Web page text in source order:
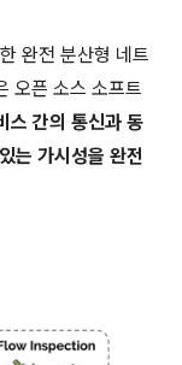
완전 분산형 네트
오픈 소스 소프트
스 간의 통신과 동
는 가시성을 완전